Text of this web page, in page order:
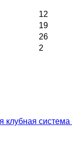
12
19
26
2
клубная